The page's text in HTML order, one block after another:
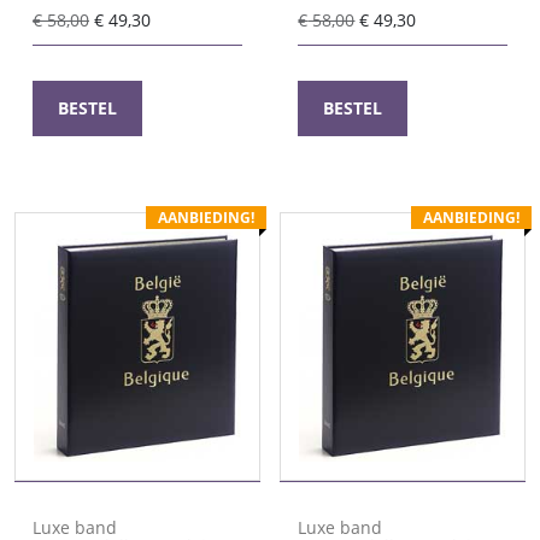
€58,00 Oorspronkelijke
prijs
€ 58,00.
€ 49,30Huidige
prijs
BESTEL
€58,00Oorspronkelijke
prijs
€ 58,00.
€ 49,30Huidige
prijs
BESTEL
AANBIEDING!
Luxe band
AANBIEDING!
Luxe band